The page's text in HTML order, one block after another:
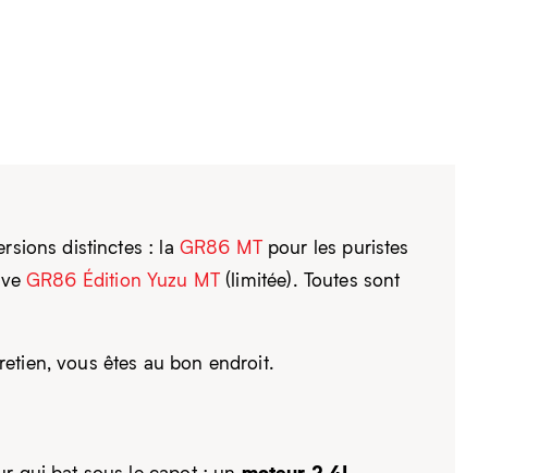
distinctes : la GR86 MTpour les puristes
GR86 Édition Yuzu MT (limitée). Toutes sont
vous êtes au bon endroit.